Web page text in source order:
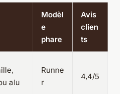
Modèl
e
phare
Avis
clien
ts
alu
Runne
r
4,4/5